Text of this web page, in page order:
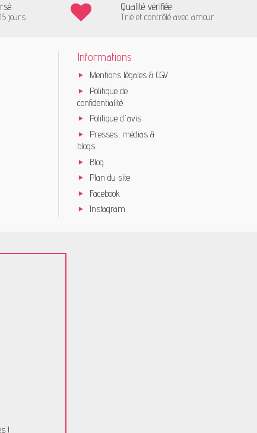
jours
Qualité vérifiée
Trié et contrôlé avec amour
Informations
Mentions légales & CGV
Politique de
confidentialité
Politique d'avis
Presses, médias &
blogs
Blog
Plan du site
Facebook
Instagram
!